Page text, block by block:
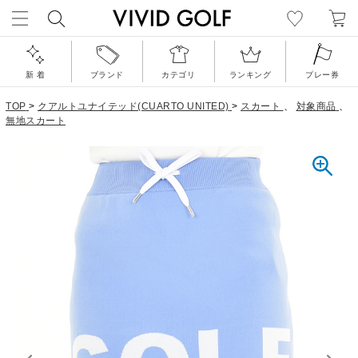
新 着 ブランド カテゴリ ランキング プレー券
TOP > クアルトユナイテッド(CUARTO UNITED) > スカート 、 対象商品 、
無地スカート